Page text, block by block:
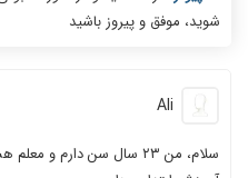
شوید، موفق و پیروز باشید
Ali
سلام، من ۲۳ سال سن دارم و